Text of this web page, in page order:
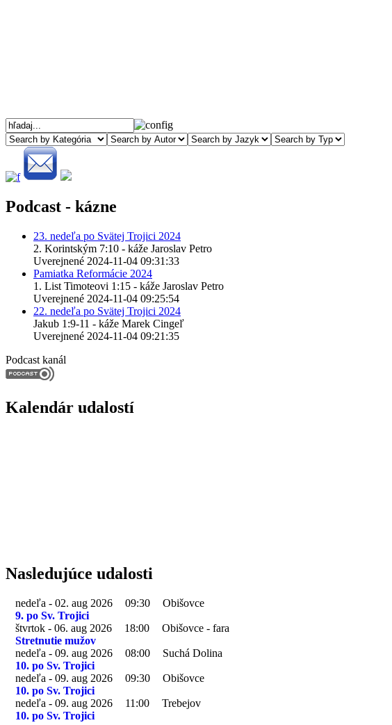
Podcast - kázne
23. nedeľa po Svätej Trojici 2024
2. Korintským 7:10 - káže Jaroslav Petro
Uverejnené 2024-11-04 09:31:33
Pamiatka Reformácie 2024
1. List Timoteovi 1:15 - káže Jaroslav Petro
Uverejnené 2024-11-04 09:25:54
22. nedeľa po Svätej Trojici 2024
Jakub 1:9-11 - káže Marek Cingeľ
Uverejnené 2024-11-04 09:21:35
Podcast kanál
Kalendár udalostí
Nasledujúce udalosti
nedeľa - 02. aug 2026 09:30
Obišovce
9. po Sv. Trojici
štvrtok - 06. aug 2026
18:00
Obišovce - fara
Stretnutie mužov
nedeľa - 09. aug 2026
08:00
Suchá Dolina
10. po Sv. Trojici
nedeľa - 09. aug 2026
09:30
Obišovce
10. po Sv. Trojici
nedeľa - 09. aug 2026
11:00
Trebejov
10. po Sv. Trojici